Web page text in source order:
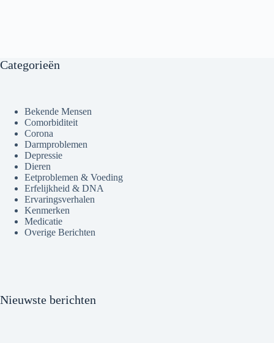
Categorieën
Bekende Mensen
Comorbiditeit
Corona
Darmproblemen
Depressie
Dieren
Eetproblemen & Voeding
Erfelijkheid & DNA
Ervaringsverhalen
Kenmerken
Medicatie
Overige Berichten
Nieuwste berichten